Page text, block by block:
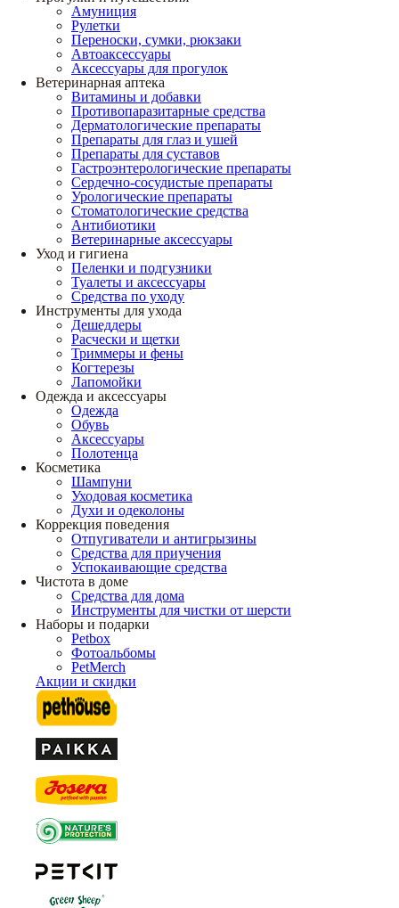
Амуниция
Рулетки
Переноски, сумки, рюкзаки
Автоаксессуары
Аксессуары для прогулок
Ветеринарная аптека
Витамины и добавки
Противопаразитарные средства
Дерматологические препараты
Препараты для глаз и ушей
Препараты для суставов
Гастроэнтерологические препараты
Сердечно-сосудистые препараты
Урологические препараты
Стоматологические средства
Антибиотики
Ветеринарные аксессуары
Уход и гигиена
Пеленки и подгузники
Туалеты и аксессуары
Средства по уходу
Инструменты для ухода
Дешеддеры
Расчески и щетки
Триммеры и фены
Когтерезы
Лапомойки
Одежда и аксессуары
Одежда
Обувь
Аксессуары
Полотенца
Косметика
Шампуни
Уходовая косметика
Духи и одеколоны
Коррекция поведения
Отпугиватели и антигрызины
Средства для приучения
Успокаивающие средства
Чистота в доме
Средства для дома
Инструменты для чистки от шерсти
Наборы и подарки
Petbox
Фотоальбомы
PetMerch
Акции и скидки